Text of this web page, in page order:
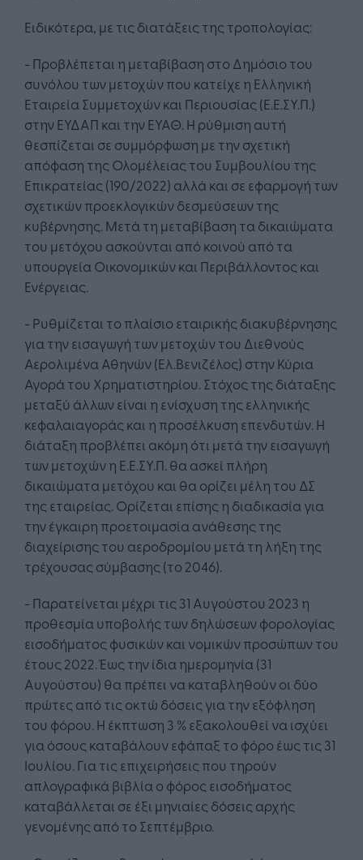
Ειδικότερα, με τις διατάξεις της τροπολογίας:
- Προβλέπεται η μεταβίβαση στο Δημόσιο του
συνόλου των μετοχών που κατείχε η Ελληνική
Εταιρεία Συμμετοχών και Περιουσίας (Ε.Ε.ΣΥ.Π.)
στην ΕΥΔΑΠ και την ΕΥΑΘ. Η ρύθμιση αυτή
θεσπίζεται σε συμμόρφωση με την σχετική
απόφαση της Ολομέλειας του Συμβουλίου της
Επικρατείας (190/2022) αλλά και σε εφαρμογή των
σχετικών προεκλογικών δεσμεύσεων της
κυβέρνησης. Μετά τη μεταβίβαση τα δικαιώματα
του μετόχου ασκούνται από κοινού από τα
υπουργεία Οικονομικών και Περιβάλλοντος και
Ενέργειας.
- Ρυθμίζεται το πλαίσιο εταιρικής διακυβέρνησης
για την εισαγωγή των μετοχών του Διεθνούς
Αερολιμένα Αθηνών (Ελ.Βενιζέλος) στην Κύρια
Αγορά του Χρηματιστηρίου. Στόχος της διάταξης
μεταξύ άλλων είναι η ενίσχυση της ελληνικής
κεφαλαιαγοράς και η προσέλκυση επενδυτών. Η
διάταξη προβλέπει ακόμη ότι μετά την εισαγωγή
των μετοχών η Ε.Ε.ΣΥ.Π. θα ασκεί πλήρη
δικαιώματα μετόχου και θα ορίζει μέλη του ΔΣ
της εταιρείας. Ορίζεται επίσης η διαδικασία για
την έγκαιρη προετοιμασία ανάθεσης της
διαχείρισης του αεροδρομίου μετά τη λήξη της
τρέχουσας σύμβασης (το 2046).
- Παρατείνεται μέχρι τις 31 Αυγούστου 2023 η
προθεσμία υποβολής των δηλώσεων φορολογίας
εισοδήματος φυσικών και νομικών προσώπων του
έτους 2022. Έως την ίδια ημερομηνία (31
Αυγούστου) θα πρέπει να καταβληθούν οι δύο
πρώτες από τις οκτώ δόσεις για την εξόφληση
του φόρου. Η έκπτωση 3 % εξακολουθεί να ισχύει
για όσους καταβάλουν εφάπαξ το φόρο έως τις 31
Ιουλίου. Για τις επιχειρήσεις που τηρούν
απλογραφικά βιβλία ο φόρος εισοδήματος
καταβάλλεται σε έξι μηνιαίες δόσεις αρχής
γενομένης από το Σεπτέμβριο.